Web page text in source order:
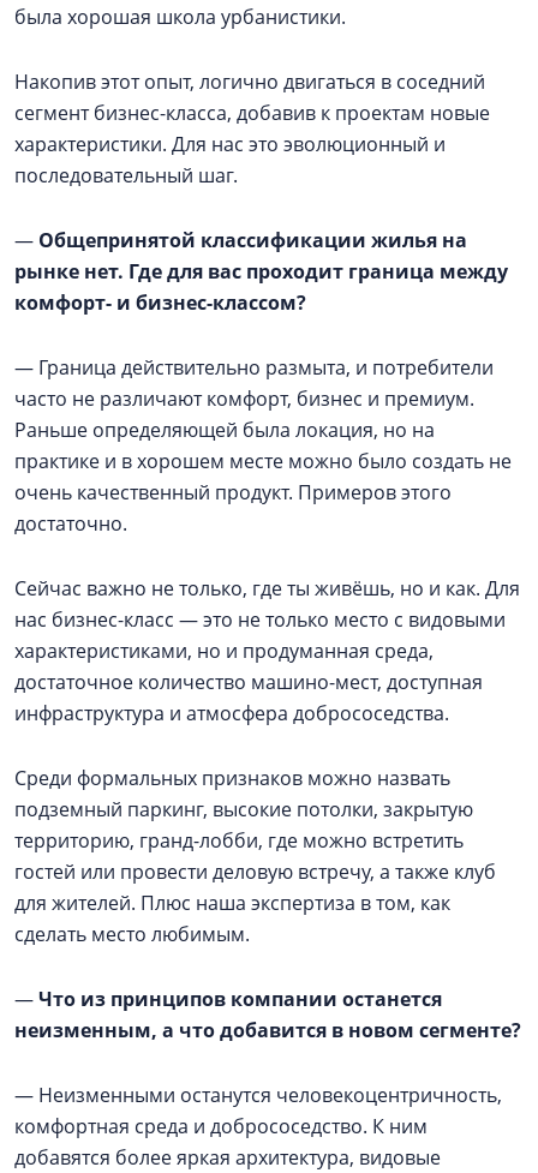
была хорошая школа урбанистики.
Накопив этот опыт, логично двигаться в соседний
сегмент бизнес-класса, добавив к проектам новые
характеристики. Для нас это эволюционный и
последовательный шаг.
— Общепринятой классификации жилья на
рынке нет. Где для вас проходит граница между
комфорт- и бизнес-классом?
— Граница действительно размыта, и потребители
часто не различают комфорт, бизнес и премиум.
Раньше определяющей была локация, но на
практике и в хорошем месте можно было создать не
очень качественный продукт. Примеров этого
достаточно.
Сейчас важно не только, где ты живёшь, но и как. Для
нас бизнес-класс — это не только место с видовыми
характеристиками, но и продуманная среда,
достаточное количество машино-мест, доступная
инфраструктура и атмосфера добрососедства.
Среди формальных признаков можно назвать
подземный паркинг, высокие потолки, закрытую
территорию, гранд-лобби, где можно встретить
гостей или провести деловую встречу, а также клуб
для жителей. Плюс наша экспертиза в том, как
сделать место любимым.
—Что из принципов компании останется
неизменным, а что добавится в новом сегменте?
— Неизменными останутся человекоцентричность,
комфортная среда и добрососедство. К ним
добавятся более яркая архитектура, видовые